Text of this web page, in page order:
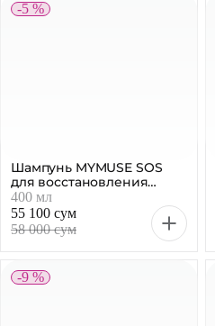
-5 %
Шампунь MYMUSE SOS
для восстановления
400 мл
55 100 сум
58 000 сум
-9 %